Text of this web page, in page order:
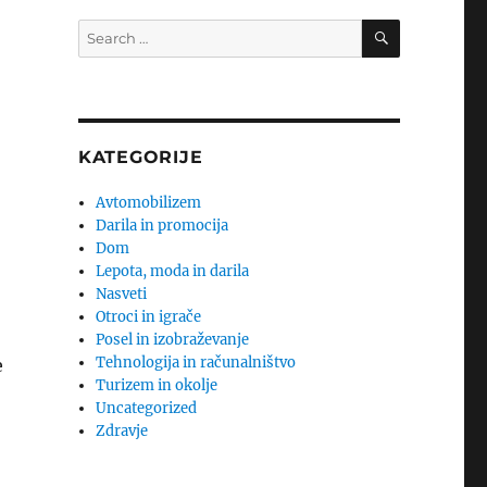
Search
for:
SEARCH
KATEGORIJE
Avtomobilizem
Darila in promocija
Dom
Lepota, moda in darila
Nasveti
Otroci in igrače
Posel in izobraževanje
Tehnologija in računalništvo
Turizem in okolje
Uncategorized
Zdravje